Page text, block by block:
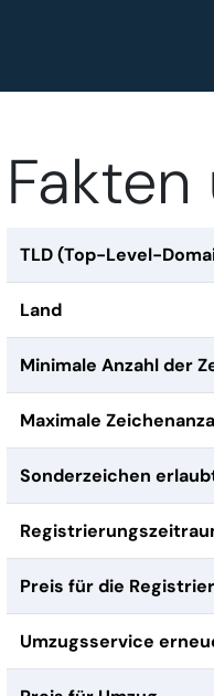
TLD (Top-Level-
Land
Minimale Anzahl der
Maximale
Sonderzeichen
Preis für die
Umzugsservice